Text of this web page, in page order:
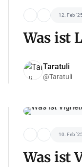
12. Feb
Was ist
Taratuli
@Taratuli
10. Feb
Was ist